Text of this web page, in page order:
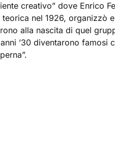
creativo” dove Enrico
teorica nel 1926, organizzò
alla nascita di quel
’30 diventarono famosi